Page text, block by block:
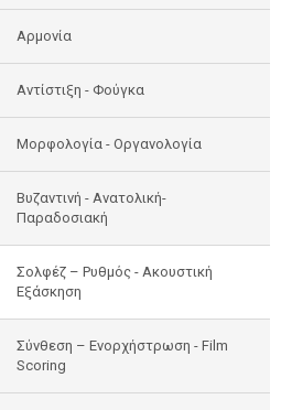
Αρμονία
Αντίστιξη - Φούγκα
Μορφολογία - Οργανολογία
Bυζαντινή - Ανατολική-
Παραδοσιακή
Σολφέζ – Ρυθμός - Ακουστική
Εξάσκηση
Σύνθεση – Ενορχήστρωση - Film
Scoring